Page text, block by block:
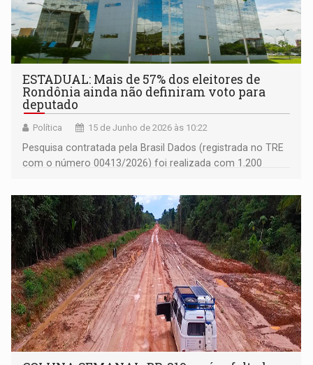
ESTADUAL: Mais de 57% dos eleitores de
Rondônia ainda não definiram voto para
deputado
Política 15 de Junho de 2026 às 10:22
Pesquisa contratada pela Brasil Dados (registrada no TRE
com o número 00413/2026) foi realizada com 1.200
erro de + ou 2,83%